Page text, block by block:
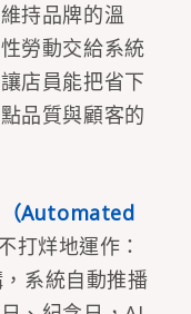
持品牌的溫
勞動交給系統
店員能把省下
品質與顧客的
（Automated
打烊地運作：
系統自動推播